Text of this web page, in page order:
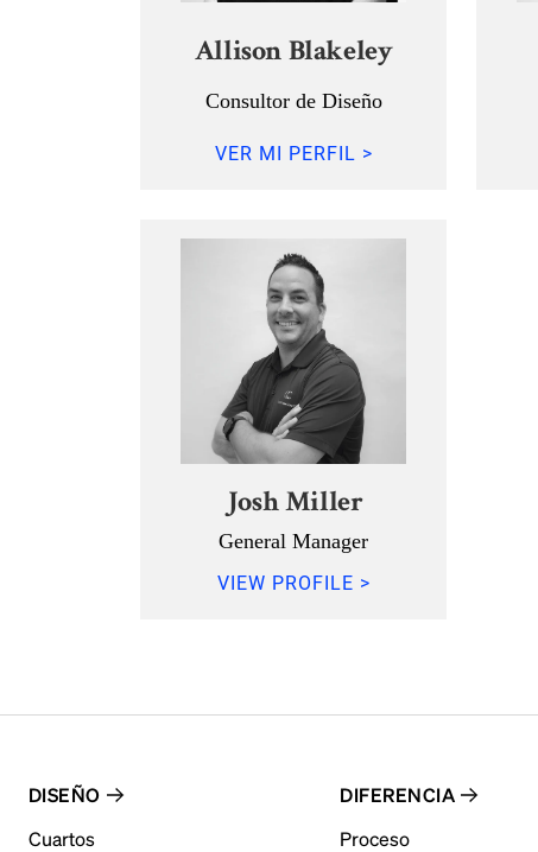
Allison Blakeley
Consultor de Diseño
VER MI PERFIL >
Josh Miller
General Manager
VIEW PROFILE >
DISEÑO
Cuartos
DIFERENCIA
Proceso